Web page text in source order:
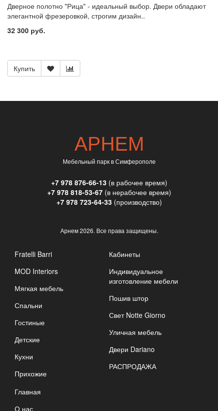
Дверное полотно "Рица" - идеальный выбор. Двери обладают
элегантной фрезеровкой, строгим дизайн..
32 300 руб.
Купить
АРНЕМ
Мебельный парк в Симферополе
+7 978 876-66-13(в рабочее время)
+7 978 818-53-67(в нерабочее время)
+7 978 723-64-33(производство)
Арнем2026. Все права защищены.
Fratelli Barri
MOD Interiors
Мягкая мебель
Спальни
Гостиные
Детские
Кухни
Прихожие
Кабинеты
Индивидуальное
изготовление мебели
Пошив штор
Свет Notte Giorno
Уличная мебель
Двери Dariano
РАСПРОДАЖА
Главная
О нас